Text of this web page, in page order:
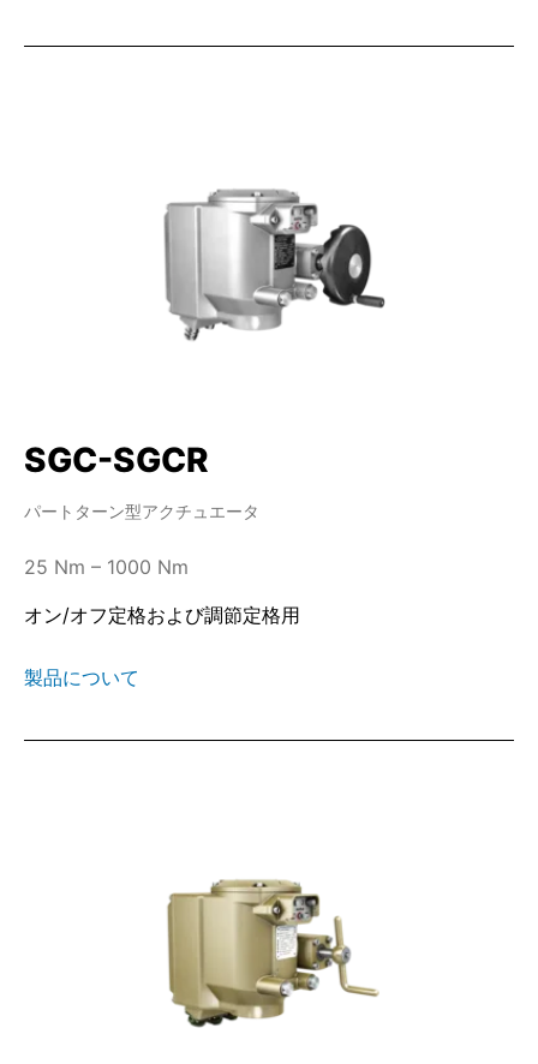
SGC-SGCR
パートターン型アクチュエータ
25 Nm – 1000 Nm
オン/オフ定格および調節定格用
製品について